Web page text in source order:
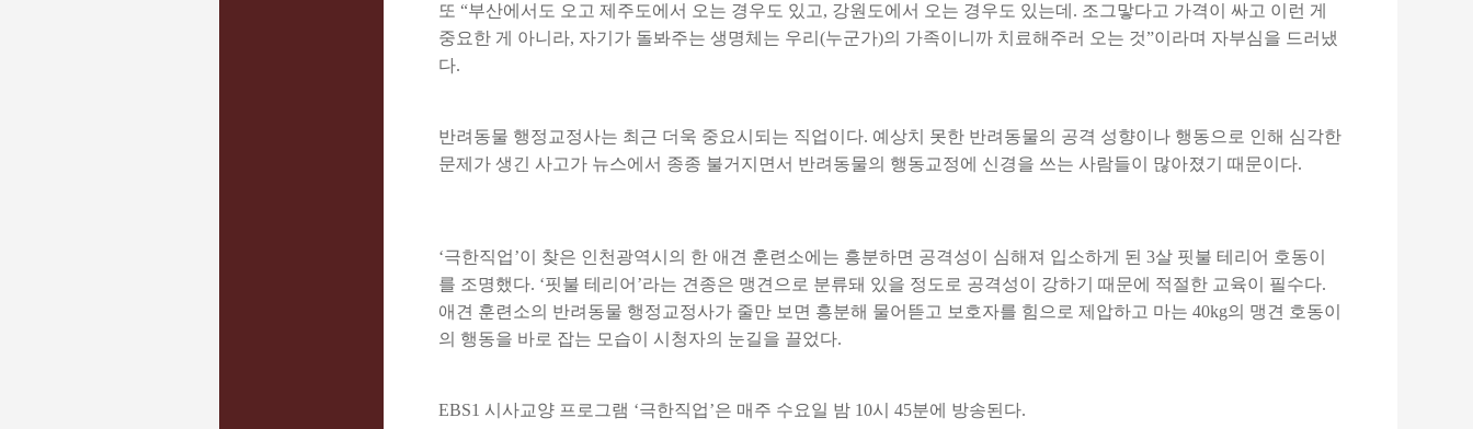
또 “부산에서도 오고 제주도에서 오는 경우도 있고, 강원도에서 오는 경우도 있는데. 조그맣다고 가격이 싸고 이런 게
중요한 게 아니라, 자기가 돌봐주는 생명체는 우리(누군가)의 가족이니까 치료해주러 오는 것”이라며 자부심을 드러냈
다.
반려동물 행정교정사는 최근 더욱 중요시되는 직업이다. 예상치 못한 반려동물의 공격 성향이나 행동으로 인해 심각한
문제가 생긴 사고가 뉴스에서 종종 불거지면서 반려동물의 행동교정에 신경을 쓰는 사람들이 많아졌기 때문이다.
‘극한직업’이 찾은 인천광역시의 한 애견 훈련소에는 흥분하면 공격성이 심해져 입소하게 된 3살 핏불 테리어 호동이
를 조명했다. ‘핏불 테리어’라는 견종은 맹견으로 분류돼 있을 정도로 공격성이 강하기 때문에 적절한 교육이 필수다.
애견 훈련소의 반려동물 행정교정사가 줄만 보면 흥분해 물어뜯고 보호자를 힘으로 제압하고 마는 40kg의 맹견 호동이
의 행동을 바로 잡는 모습이 시청자의 눈길을 끌었다.
EBS1 시사교양 프로그램 ‘극한직업’은 매주 수요일 밤 10시 45분에 방송된다.